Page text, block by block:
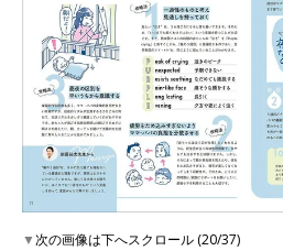
▼次の画像は下へスクロール (20/37)